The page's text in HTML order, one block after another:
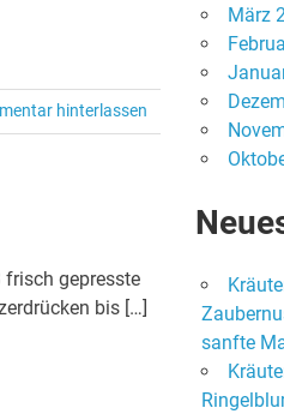
hinterlassen
gepresste
bis […]
März
sanfte